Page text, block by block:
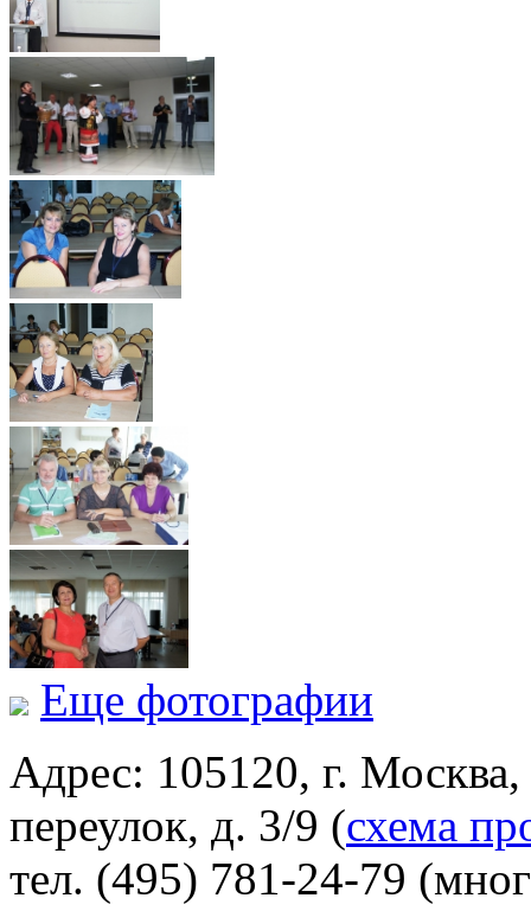
Еще фотографии
Адрес: 105120, г.
переулок, д. 3/9 (схема
тел. (495) 781-24-79